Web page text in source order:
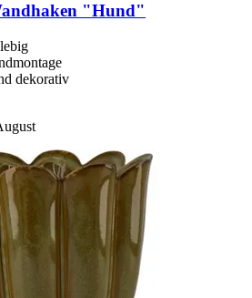
"Hund"
dekorativ